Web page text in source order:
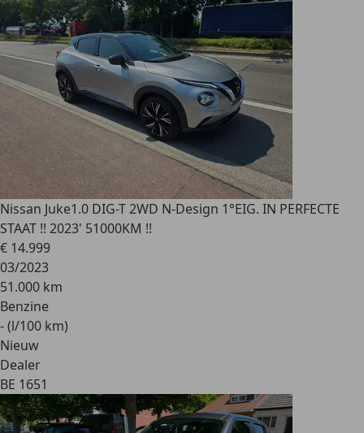
Nissan Juke1.0 DIG-T 2WD N-Design 1°EIG. IN PERFECTE
STAAT !! 2023' 51000KM !!
€ 14.999
03/2023
51.000 km
Benzine
- (l/100 km)
Nieuw
Dealer
BE 1651